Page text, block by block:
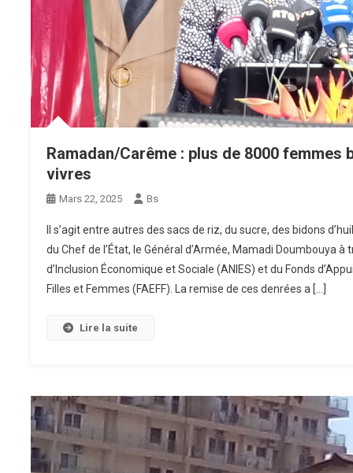
Ramadan/Carême : plus de 8000 femmes
vivres
Mars 22, 2025 Bs
Il s’agit entre autres des sacs de riz, du sucre, des bidons
du Chef de l’État, le Général d’Armée, Mamadi Doumbouya à
d’Inclusion Économique et Sociale (ANIES) et du Fonds
Filles et Femmes (FAEFF). La remise de ces denrées a […]
Lire la suite